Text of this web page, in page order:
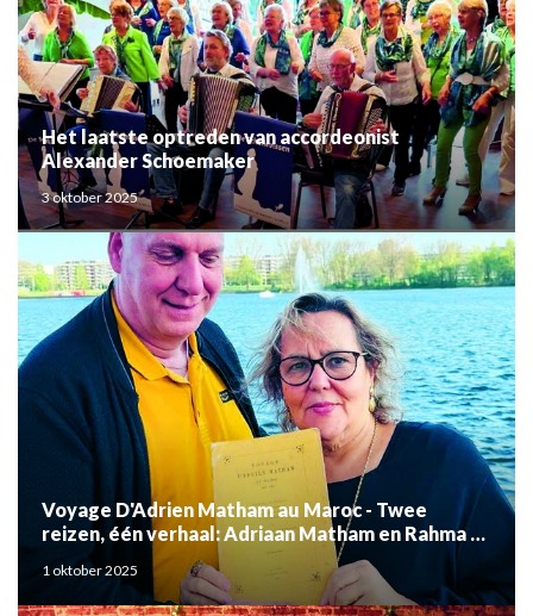
Het laatste optreden van accordeonist
Alexander Schoemaker
3 oktober 2025
Voyage D'Adrien Matham au Maroc - Twee
reizen, één verhaal: Adriaan Matham en Rahma el
Mouden
1 oktober 2025